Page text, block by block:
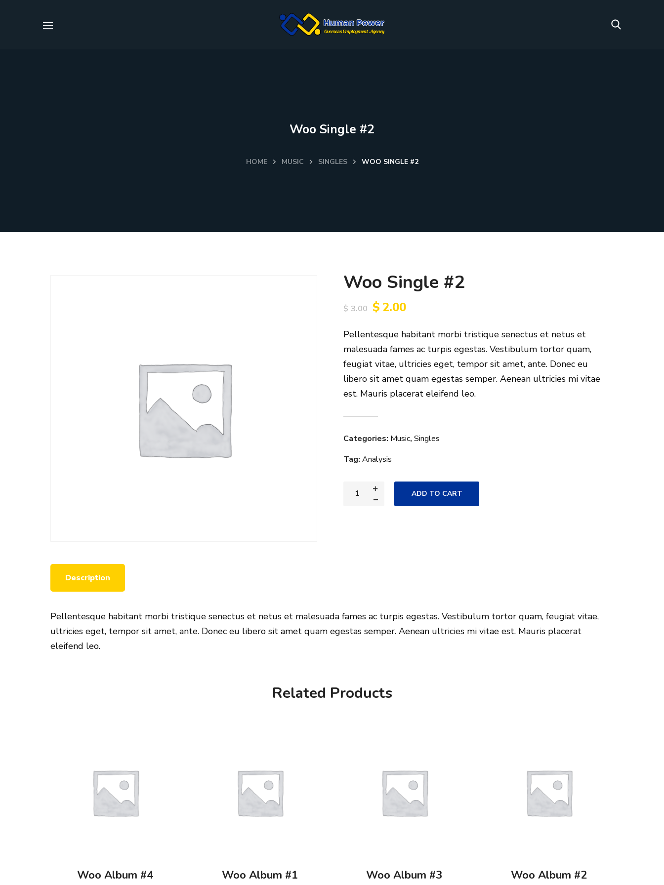
Woo Single #2
HOME MUSIC SINGLES WOO SINGLE #2
Woo Single #2
$ 3.00 $ 2.00
Pellentesque habitant morbi tristique senectus et netus et
malesuada fames ac turpis egestas. Vestibulum tortor quam,
feugiat vitae, ultricies eget, tempor sit amet, ante. Donec eu
libero sit amet quam egestas semper. Aenean ultricies mi vitae
est. Mauris placerat eleifend leo.
Categories: Music, Singles
Tag: Analysis
ADD TO CART
Description
Pellentesque habitant morbi tristique senectus et netus et malesuada fames ac turpis egestas. Vestibulum tortor quam, feugiat vitae,
ultricies eget, tempor sit amet, ante. Donec eu libero sit amet quam egestas semper. Aenean ultricies mi vitae est. Mauris placerat
eleifend leo.
Related Products
Woo Album #4 Woo Album #1 Woo Album #3 Woo Album #2